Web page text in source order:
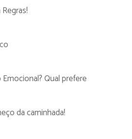
Qual prefere
da caminhada!